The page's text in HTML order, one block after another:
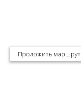
Проложить маршрут